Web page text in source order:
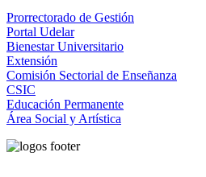
Prorrectorado de Gestión
Portal Udelar
Bienestar Universitario
Extensión
Comisión Sectorial de Enseñanza
CSIC
Educación Permanente
Área Social y Artística